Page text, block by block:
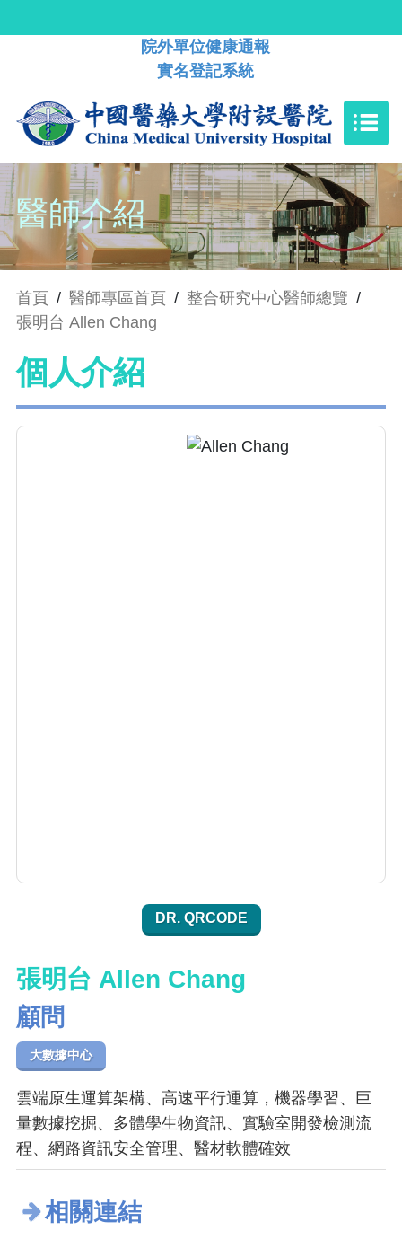
院外單位健康通報
實名登記系統
醫師介紹
首頁 / 醫師專區首頁 / 整合研究中心醫師總覽 /
張明台 Allen Chang
個人介紹
DR. QRCODE
張明台 Allen Chang
顧問
大數據中心
雲端原生運算架構、高速平行運算，機器學習、巨
量數據挖掘、多體學生物資訊、實驗室開發檢測流
程、網路資訊安全管理、醫材軟體確效
相關連結